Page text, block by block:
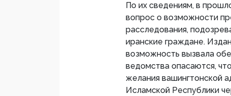
По их сведениям, в
вопрос о возможности
расследования,
иранские граждане.
возможность вызвала
ведомства опасаются,
желания вашингтонской
Исламской Республики